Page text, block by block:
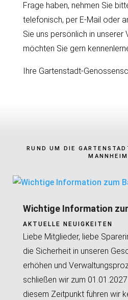
Frage haben, nehmen Sie
telefonisch, per E-Mail oder
Sie uns persönlich in unserer
möchten Sie gern
Ihre Gartenstadt-
RUND UM DIE
MANNHEIM
Wichtige Information
AKTUELLE NEUIGKEITEN
Liebe Mitglieder, liebe
die Sicherheit in unseren
erhöhen und
schließen wir zum
diesem Zeitpunkt führen wir